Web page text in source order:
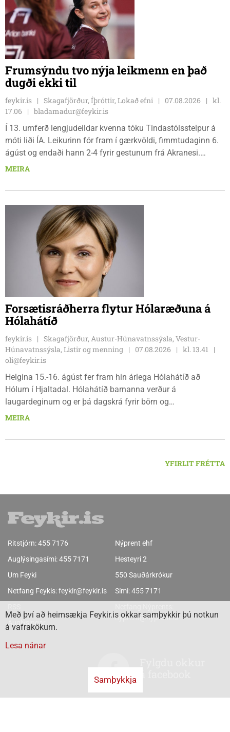
Frumsýndu tvo nýja leikmenn en það
dugði ekki til
feykir.is Skagafjörður, Íþróttir, Lokað efni 07.08.2026
kl.
17.06
bladamadur@feykir.is
Í 13. umferð lengjudeildar kvenna tóku Tindastólsstelpur á
móti liði ÍA. Leikurinn fór fram í gærkvöldi, fimmtudaginn 6.
ágúst og endaði hann 2-4 fyrir gestunum frá Akranesi.
Tindastólsliðið frumsýndi tvo nýja leikmenn en þær dönsku
tvíburar.
MEIRA
Forsætisráðherra flytur Hólaræðuna á
Hólahátíð
feykir.is
Skagafjörður, Austur-Húnavatnssýsla, Vestur-
Húnavatnssýsla, Listir og menning
07.08.2026
kl. 13.41
oli@feykir.is
Helgina 15.-16. ágúst fer fram hin árlega Hólahátíð að
Hólum í Hjaltadal. Hólahátíð barnanna verður á
laugardeginum og er þá dagskrá fyrir börn og
fjölskyldur.Lydía Einarsdóttir svæðisstjóri æskulýðsmála og
MEIRA
YFIRLIT FRÉTTA
Ritstjórn:455 7176
Auglýsingasími:455 7171
Um Feyki
Netfang Feykis:feykir@feykir.is
Auglýsingar
Nýprent ehf
Hesteyri 2
550 Sauðárkrókur
Sími:455 7171
nyprent@nyprent.is
Með því að heimsækja Feykir.is okkar samþykkir þú notkun
á vafrakökum.
Lesa nánar
Samþykkja